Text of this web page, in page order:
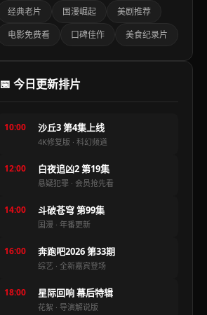
经典老片
国漫崛起
美剧推荐
电影免费看
口碑佳作 美食纪录片
📅 今日更新排片
10:00 沙丘3 第4集上线
4K修复版 · 科幻频道
12:00 白夜追凶2 第19集
悬疑犯罪 · 会员抢先看
14:00 斗破苍穹 第99集
国漫 · 年番更新
16:00 奔跑吧2026 第33期
综艺 · 全新嘉宾登场
18:00 星际回响 幕后特辑
花絮 · 导演解说版